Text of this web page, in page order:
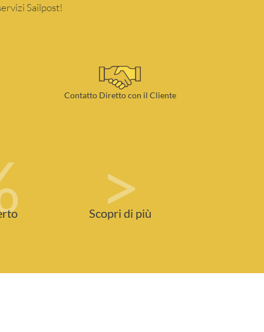
Sailpost!
Contatto Diretto con il Cliente
>
Scopri di più